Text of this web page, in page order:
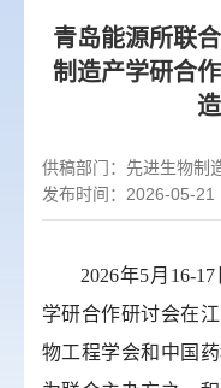
青岛能源所联
制造产学研合
供稿部门： 先进生物制
发布时间：2026-05-21
2026年5月 16-17
学研合作研讨会在
物工程学会和中国